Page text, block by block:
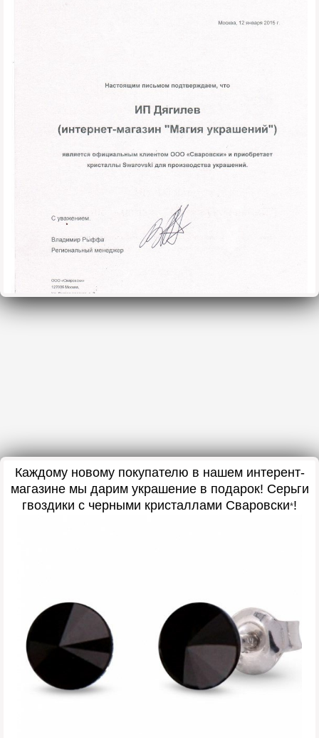
Каждому новому покупателю в нашем интерент-
магазине мы дарим украшение в подарок! Серьги
гвоздики с черными кристаллами Сваровски*!